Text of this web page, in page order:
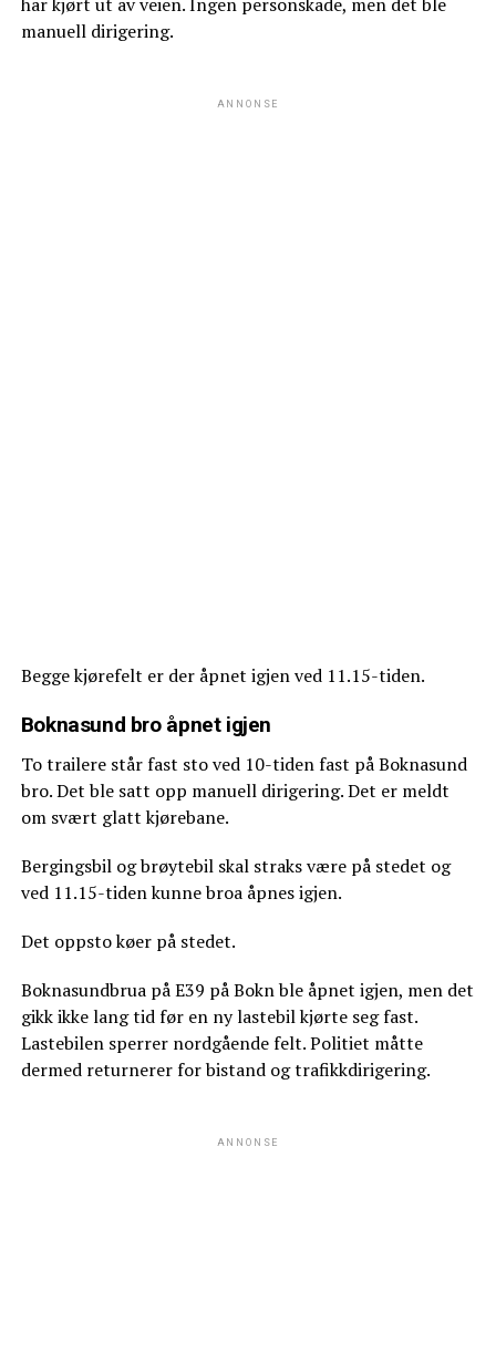
manuell dirigering.
ANNONSE
Begge kjørefelt er der åpnet igjen ved 11.15-tiden.
Boknasund bro åpnet igjen
To trailere står fast sto ved 10-tiden fast på Boknasund
bro. Det ble satt opp manuell dirigering. Det er meldt
om svært glatt kjørebane.
Bergingsbil og brøytebil skal straks være på stedet og
ved 11.15-tiden kunne broa åpnes igjen.
Det oppsto køer på stedet.
Boknasundbrua på E39 på Bokn ble åpnet igjen, men det
gikk ikke lang tid før en ny lastebil kjørte seg fast.
Lastebilen sperrer nordgående felt. Politiet måtte
dermed returnerer for bistand og trafikkdirigering.
ANNONSE